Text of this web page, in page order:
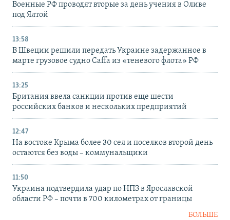
Военные РФ проводят вторые за день учения в Оливе
под Ялтой
13:58
В Швеции решили передать Украине задержанное в
марте грузовое судно Caffa из «теневого флота» РФ
13:25
Британия ввела санкции против еще шести
российских банков и нескольких предприятий
12:47
На востоке Крыма более 30 сел и поселков второй день
остаются без воды – коммунальщики
11:50
Украина подтвердила удар по НПЗ в Ярославской
области РФ – почти в 700 километрах от границы
БОЛЬШЕ